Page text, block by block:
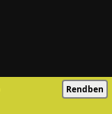
Rendben